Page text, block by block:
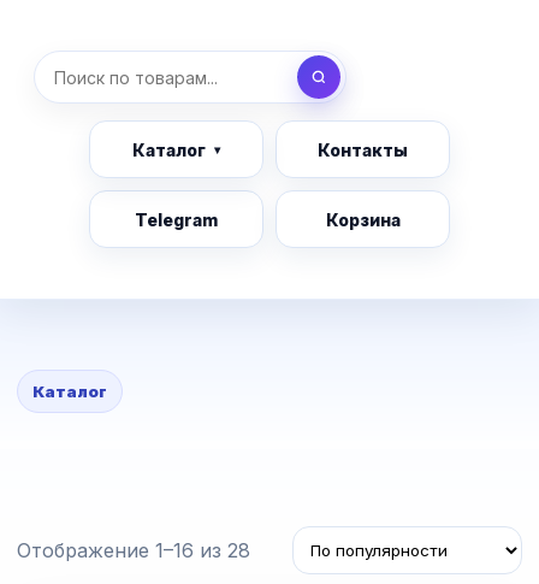
Каталог Контакты
Telegram Корзина
Каталог
Отображение 1–16 из 28 Сортировка: